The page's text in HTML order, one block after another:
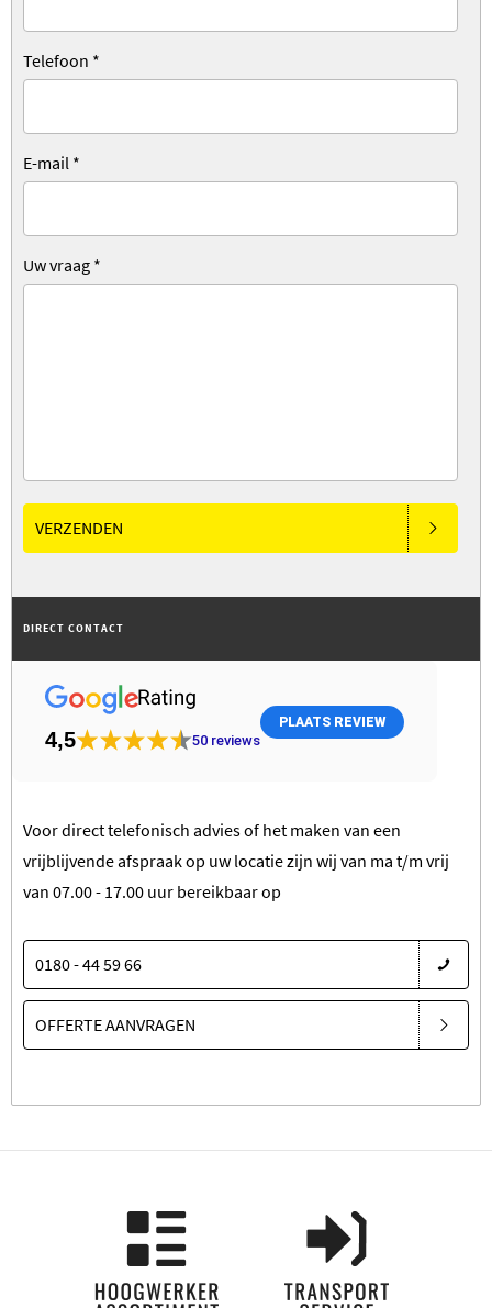
Telefoon *
E-mail *
Uw vraag *
VERZENDEN
DIRECT CONTACT
4,5 50 reviews
PLAATS REVIEW
Voor direct telefonisch advies of het maken van een
vrijblijvende afspraak op uw locatie zijn wij van ma t/m vrij
van 07.00 - 17.00 uur bereikbaar op
0180 - 44 59 66
OFFERTE AANVRAGEN